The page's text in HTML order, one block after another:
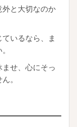
と大切なのか
いるなら、ま
せ、心にそっ
。